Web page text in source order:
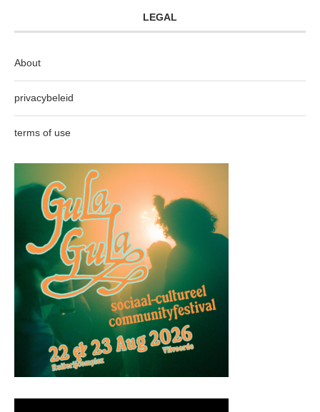
LEGAL
About
privacybeleid
terms of use